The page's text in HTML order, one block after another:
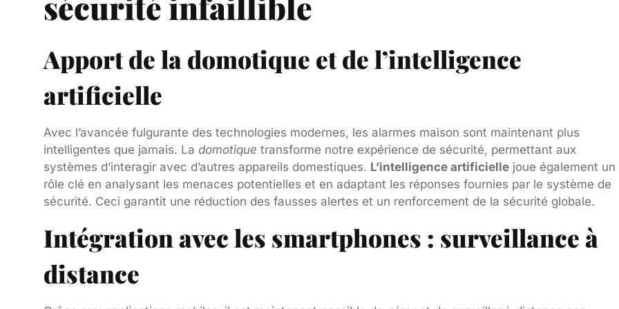
Apport de la domotique et de l’intelligence
artificielle
Avec l’avancée fulgurante des technologies modernes, les alarmes maison sont maintenant plus
intelligentes que jamais. La domotique transforme notre expérience de sécurité, permettant aux
systèmes d’interagir avec d’autres appareils domestiques. L’intelligence artificiellejoue également un
rôle clé en analysant les menaces potentielles et en adaptant les réponses fournies par le système de
sécurité. Ceci garantit une réduction des fausses alertes et un renforcement de la sécurité globale.
Intégration avec les smartphones : surveillance à
distance